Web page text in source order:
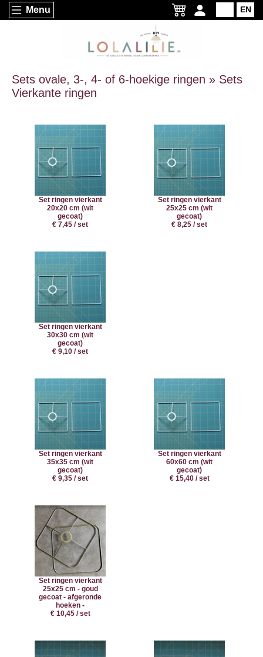
Menu EN
Sets ovale, 3-, 4- of 6-hoekige ringen » Sets
Vierkante ringen
Set ringen vierkant
20x20 cm (wit
gecoat)
€ 7,45 / set
Set ringen vierkant
25x25 cm (wit
gecoat)
€ 8,25 / set
Set ringen vierkant
30x30 cm (wit
gecoat)
€ 9,10 / set
Set ringen vierkant
35x35 cm (wit
gecoat)
€ 9,35 / set
Set ringen vierkant
60x60 cm (wit
gecoat)
€ 15,40 / set
Set ringen vierkant
25x25 cm - goud
gecoat - afgeronde
hoeken -
€ 10,45 / set